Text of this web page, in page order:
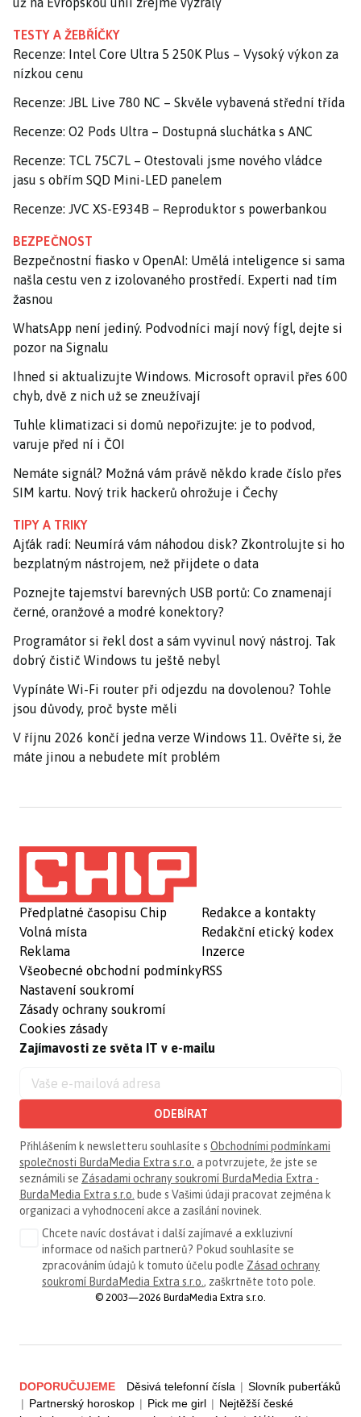
TESTY A ŽEBŘÍČKY
Recenze: Intel Core Ultra 5 250K Plus – Vysoký výkon za
nízkou cenu
Recenze: JBL Live 780 NC – Skvěle vybavená střední třída
Recenze: O2 Pods Ultra – Dostupná sluchátka s ANC
Recenze: TCL 75C7L – Otestovali jsme nového vládce
jasu s obřím SQD Mini-LED panelem
Recenze: JVC XS-E934B – Reproduktor s powerbankou
BEZPEČNOST
Bezpečnostní fiasko v OpenAI: Umělá inteligence si sama
našla cestu ven z izolovaného prostředí. Experti nad tím
žasnou
WhatsApp není jediný. Podvodníci mají nový fígl, dejte si
pozor na Signalu
Ihned si aktualizujte Windows. Microsoft opravil přes 600
chyb, dvě z nich už se zneužívají
Tuhle klimatizaci si domů nepořizujte: je to podvod,
varuje před ní i ČOI
Nemáte signál? Možná vám právě někdo krade číslo přes
SIM kartu. Nový trik hackerů ohrožuje i Čechy
TIPY A TRIKY
Ajťák radí: Neumírá vám náhodou disk? Zkontrolujte si ho
bezplatným nástrojem, než přijdete o data
Poznejte tajemství barevných USB portů: Co znamenají
černé, oranžové a modré konektory?
Programátor si řekl dost a sám vyvinul nový nástroj. Tak
dobrý čistič Windows tu ještě nebyl
Vypínáte Wi-Fi router při odjezdu na dovolenou? Tohle
jsou důvody, proč byste měli
V říjnu 2026 končí jedna verze Windows 11. Ověřte si, že
máte jinou a nebudete mít problém
Předplatné časopisu Chip
Volná místa
Reklama
Všeobecné obchodní podmínky
Nastavení soukromí
Zásady ochrany soukromí
Cookies zásady
Redakce a kontakty
Redakční etický kodex
Inzerce
RSS
Zajímavosti ze světa IT v e-mailu
ODEBÍRAT
Přihlášením k newsletteru souhlasíte s Obchodními podmínkami
společnosti BurdaMedia Extra s.r.o. a potvrzujete, že jste se
seznámili se Zásadami ochrany soukromí BurdaMedia Extra -
BurdaMedia Extra s.r.o. bude s Vašimi údaji pracovat zejména k
organizaci a vyhodnocení akce a zasílání novinek.
Chcete navíc dostávat i další zajímavé a exkluzivní
informace od našich partnerů? Pokud souhlasíte se
zpracováním údajů k tomuto účelu podle Zásad ochrany
soukromí BurdaMedia Extra s.r.o. , zaškrtněte toto pole.
© 2003—2026 BurdaMedia Extra s.r.o.
DOPORUČUJEME Děsivá telefonní čísla | Slovník puberťáků
| Partnerský horoskop | Pick me girl | Nejtěžší české